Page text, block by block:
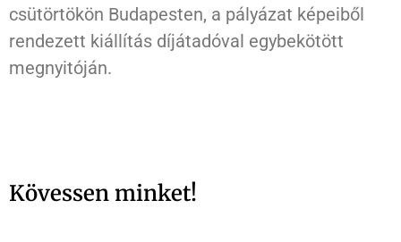
csütörtökön Budapesten, a pályázat képeiből
rendezett kiállítás díjátadóval egybekötött
megnyitóján.
Kövessen minket!